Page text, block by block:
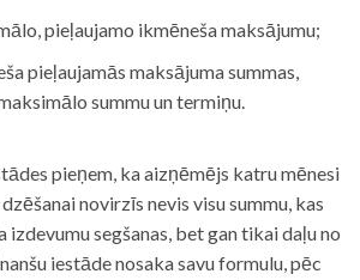
pieļaujamo ikmēneša maksājumu;
pieļaujamās maksājuma summas,
summu un termiņu.
pieņem, ka aizņēmējs katru mēnesi
novirzīs nevis visu summu, kas
izdevumu segšanas, bet gan tikai daļu no
iestāde nosaka savu formulu, pēc